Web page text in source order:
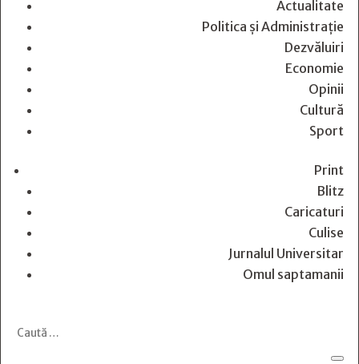
Actualitate
Politica și Administrație
Dezvăluiri
Economie
Opinii
Cultură
Sport
Print
Blitz
Caricaturi
Culise
Jurnalul Universitar
Omul saptamanii